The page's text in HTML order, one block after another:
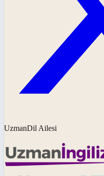
UzmanDil Ailesi